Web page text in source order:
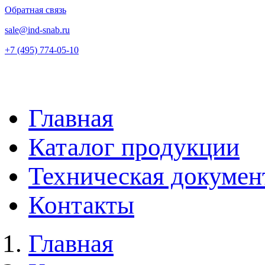
Обратная связь
sale@ind-snab.ru
+7 (495) 774-05-10
Главная
Каталог продукции
Техническая
Контакты
Главная